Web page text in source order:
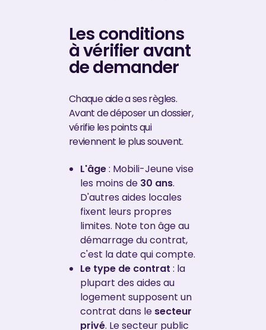
Les conditions
à vérifier avant
de demander
Chaque aide a ses règles.
Avant de déposer un dossier,
vérifie les points qui
reviennent le plus souvent.
L'âge: Mobili-Jeune vise
les moins de 30 ans.
D'autres aides locales
fixent leurs propres
limites. Note ton âge au
démarrage du contrat,
c'est la date qui compte.
Le type de contrat : la
plupart des aides au
logement supposent un
contrat dans le secteur
privé. Le secteur public